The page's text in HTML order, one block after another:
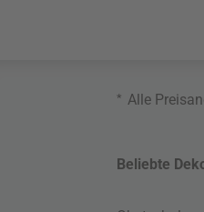
* Alle
Beliebte